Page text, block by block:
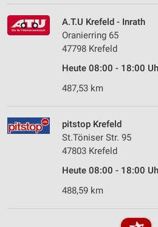
A.T.U Krefeld - Inrath
Oranierring 65
47798 Krefeld
Heute 08:00 - 18:00
487,53 km
pitstop Krefeld
St.Töniser Str. 95
47803 Krefeld
Heute 08:00 - 18:00
488,59 km